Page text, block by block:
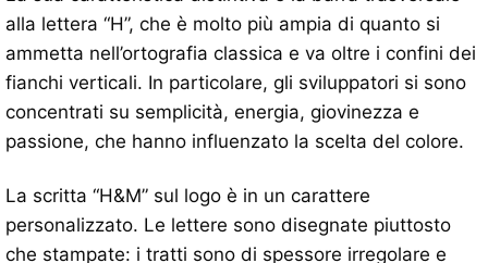
alla lettera “H”, che è molto più ampia di quanto si
ammetta nell’ortografia classica e va oltre i confini dei
fianchi verticali. In particolare, gli sviluppatori si sono
concentrati su semplicità, energia, giovinezza e
passione, che hanno influenzato la scelta del colore.
La scritta “H&M” sul logo è in un carattere
personalizzato. Le lettere sono disegnate piuttosto
che stampate: i tratti sono di spessore irregolare e